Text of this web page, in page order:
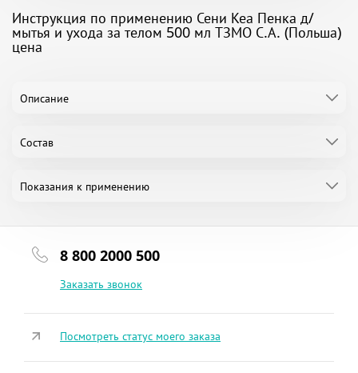
Инструкция по применению Сени Кеа Пенка д/
мытья и ухода за телом 500 мл ТЗМО С.А. (Польша)
цена
Описание
Состав
Показания к применению
8 800 2000 500
Заказать звонок
Посмотреть статус моего заказа